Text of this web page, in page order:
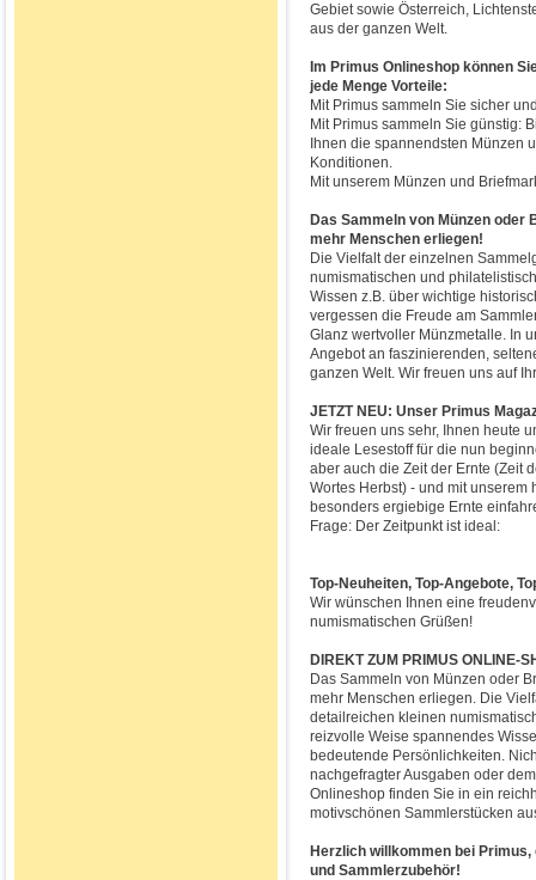
Gebiet sowie Österreich,
aus der ganzen Welt.
Im Primus Onlineshop können
jede Menge Vorteile:
Mit Primus sammeln Sie sicher
Mit Primus sammeln Sie günstig:
Ihnen die spannendsten Münzen
Konditionen.
Mit unserem Münzen und
Das Sammeln von Münzen oder
mehr Menschen erliegen!
Die Vielfalt der einzelnen
numismatischen und
Wissen z.B. über wichtige
vergessen die Freude am
Glanz wertvoller Münzmetalle. In
Angebot an faszinierenden,
ganzen Welt. Wir freuen uns auf
JETZT NEU: Unser Primus
Wir freuen uns sehr, Ihnen heute
ideale Lesestoff für die nun
aber auch die Zeit der Ernte (Zeit
Wortes Herbst) - und mit
besonders ergiebige Ernte
Frage: Der Zeitpunkt ist ideal:
Top-Neuheiten, Top-Angebote,
Wir wünschen Ihnen eine
numismatischen Grüßen!
DIREKT ZUM PRIMUS ONLINE-
Das Sammeln von Münzen oder
mehr Menschen erliegen. Die
detailreichen kleinen
reizvolle Weise spannendes
bedeutende Persönlichkeiten.
nachgefragter Ausgaben oder
Onlineshop finden Sie in ein
motivschönen Sammlerstücken
Herzlich willkommen bei
und Sammlerzubehör!